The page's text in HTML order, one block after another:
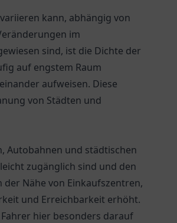
kann, abhängig von
im
sind, ist die Dichte der
auf engstem Raum
aufweisen. Diese
von Städten und
Autobahnen und städtischen
zugänglich sind und den
Nähe von Einkaufszentren,
und Erreichbarkeit erhöht.
hier besonders darauf